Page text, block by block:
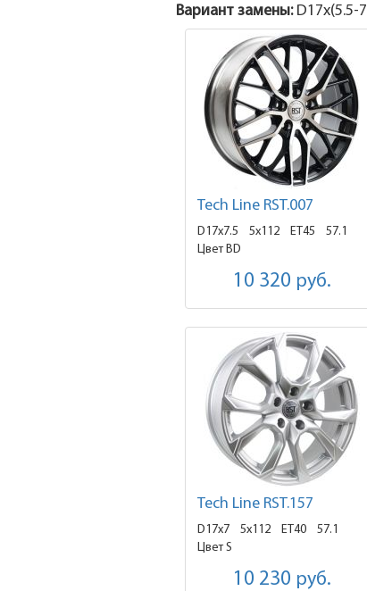
Вариант замены: D17x(5.5-
Tech Line RST.007
D17x7.5 5x112 ET45
57.1
Цвет BD
10 320 руб.
Tech Line RST.157
D17x7 5x112 ET40
57.1
Цвет S
10 230 руб.